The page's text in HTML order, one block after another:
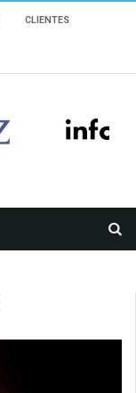
CLIENTES